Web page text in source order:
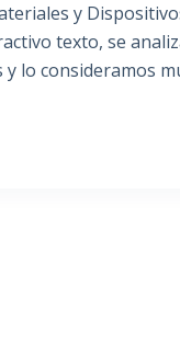
y
texto, se
lo consideramos